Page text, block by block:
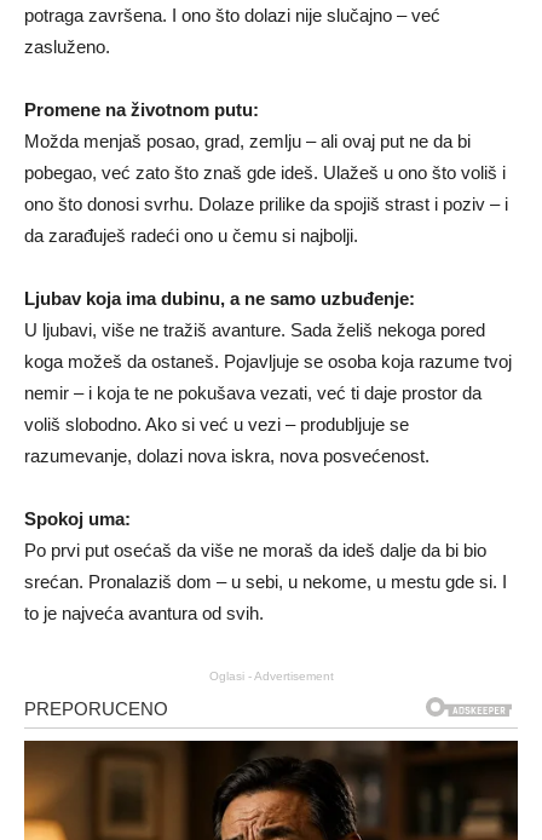
potraga završena. I ono što dolazi nije slučajno – već
zasluženo.
Promene na životnom putu:
Možda menjaš posao, grad, zemlju – ali ovaj put ne da bi
pobegao, već zato što znaš gde ideš. Ulažeš u ono što voliš i
ono što donosi svrhu. Dolaze prilike da spojiš strast i poziv – i
da zarađuješ radeći ono u čemu si najbolji.
Ljubav koja ima dubinu, a ne samo uzbuđenje:
U ljubavi, više ne tražiš avanture. Sada želiš nekoga pored
koga možeš da ostaneš. Pojavljuje se osoba koja razume tvoj
nemir – i koja te ne pokušava vezati, već ti daje prostor da
voliš slobodno. Ako si već u vezi – produbljuje se
razumevanje, dolazi nova iskra, nova posvećenost.
Spokoj uma:
Po prvi put osećaš da više ne moraš da ideš dalje da bi bio
srećan. Pronalaziš dom – u sebi, u nekome, u mestu gde si. I
to je najveća avantura od svih.
Oglasi - Advertisement